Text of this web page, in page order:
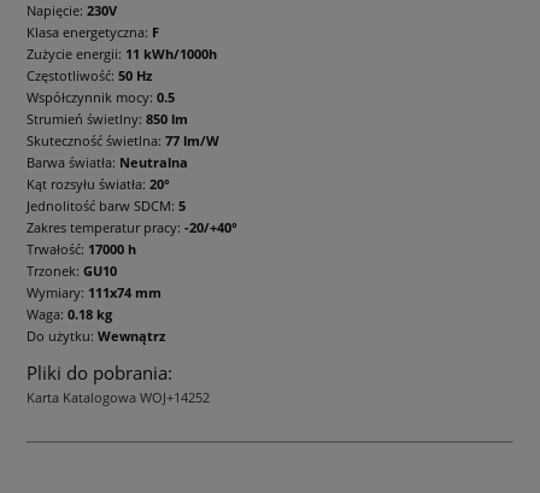
Napięcie: 230V
Klasa energetyczna: F
Zużycie energii: 11 kWh/1000h
Częstotliwość: 50 Hz
Współczynnik mocy: 0.5
Strumień świetlny: 850 lm
Skuteczność świetlna: 77 lm/W
Barwa światła: Neutralna
Kąt rozsyłu światła: 20°
Jednolitość barw SDCM: 5
Zakres temperatur pracy: -20/+40°
Trwałość: 17000 h
Trzonek: GU10
Wymiary: 111x74 mm
Waga: 0.18 kg
Do użytku: Wewnątrz
Pliki do pobrania:
Karta Katalogowa WOJ+14252